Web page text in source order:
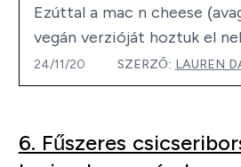
Ezúttal a mac n cheese
vegán verzióját hoztuk el
24/11/20 SZERZŐ: LAUREN
6. Fűszeres